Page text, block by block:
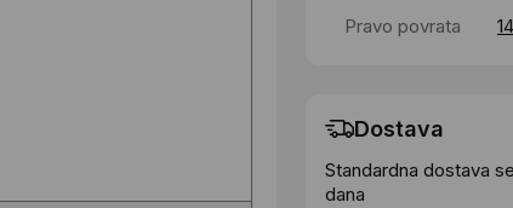
Pravo povrata
Dostava
Standardna dostava
dana